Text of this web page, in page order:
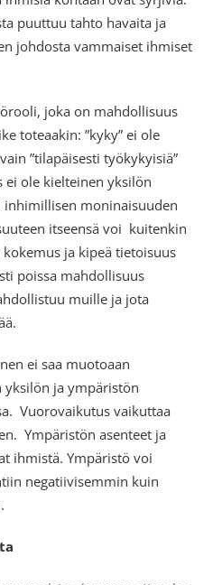
puuttuu tahto havaita ja
johdosta vammaiset ihmiset
joka on mahdollisuus
toteaakin: ”kyky” ei ole
”tilapäisesti työkykyisiä”
ei ole kielteinen yksilön
inhimillisen moninaisuuden
itseensä voi kuitenkin
ja kipeä tietoisuus
poissa mahdollisuus
muille ja jota
ei saa muotoaan
yksilön ja ympäristön
Vuorovaikutus vaikuttaa
Ympäristön asenteet ja
ihmistä. Ympäristö voi
negatiivisemmin kuin